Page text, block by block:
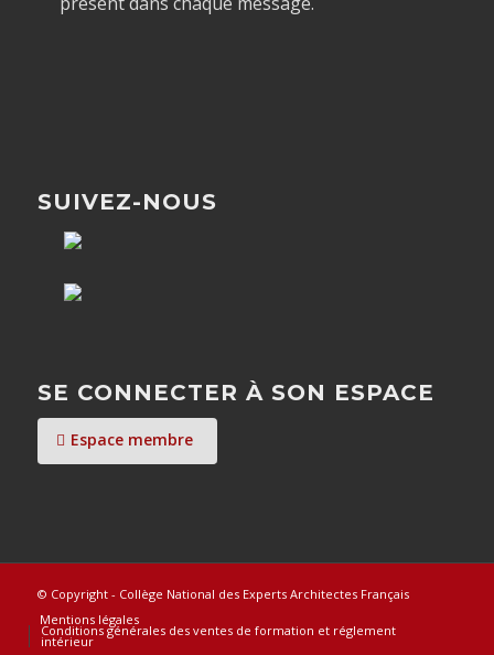
SUIVEZ-NOUS
SE CONNECTER À SON ESPACE
Espace membre
© Copyright - Collège National des Experts Architectes Français
Mentions légales
Conditions générales des ventes de formation et réglement
intérieur